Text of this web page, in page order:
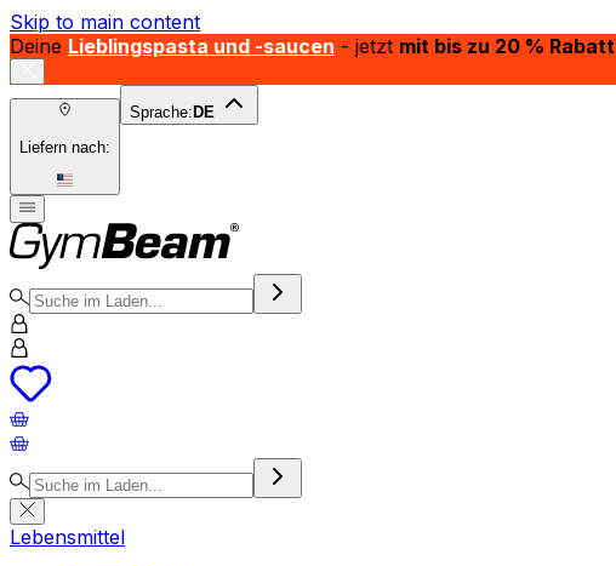
Skip to main content
Deine Lieblingspasta und -saucen - jetzt mit bis zu 20 % Rabatt
Liefern nach:
Sprache: DE
Lebensmittel